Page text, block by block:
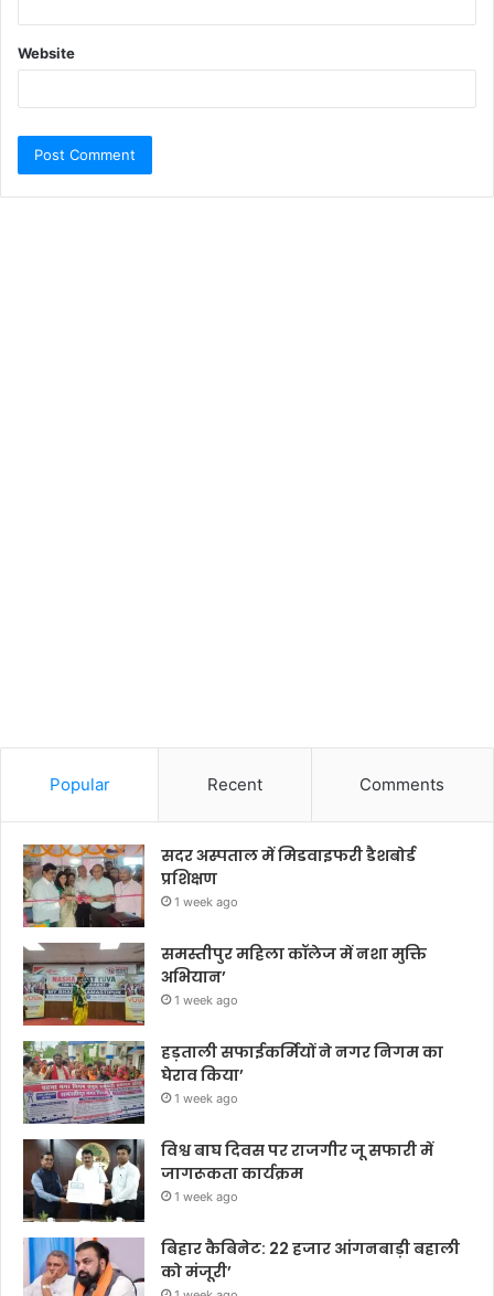
Website
Popular Recent Comments
सदर अस्पताल में मिडवाइफरी डैशबोर्ड
प्रशिक्षण
1 week ago
समस्तीपुर महिला कॉलेज में नशा मुक्ति
अभियान’
1 week ago
हड़ताली सफाईकर्मियों ने नगर निगम का
घेराव किया’
1 week ago
विश्व बाघ दिवस पर राजगीर जू सफारी में
जागरूकता कार्यक्रम
1 week ago
बिहार कैबिनेट: 22 हजार आंगनबाड़ी बहाली
को मंजूरी’